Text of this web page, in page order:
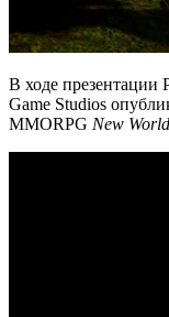
В ходе презентации
Game Studios
MMORPG New World,